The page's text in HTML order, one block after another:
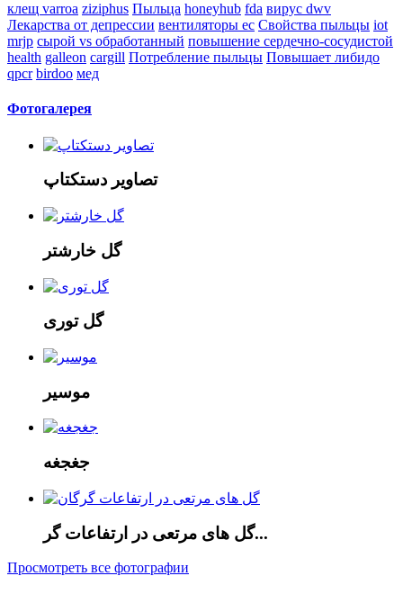
клещ varroa ziziphus Пыльца honeyhub fda вирус dwv
Лекарства от депрессии вентиляторы ec Свойства пыльцы iot
mrjp сырой vs обработанный повышение сердечно-сосудистой
health galleon cargill Потребление пыльцы Повышает либидо
qpcr birdoo мед
Фотогалерея
تصاویر دستکتاپ
گل خارشتر
گل توری
موسیر
جغجغه
گل های مرتعی در ارتفاعات گر...
Просмотреть все фотографии